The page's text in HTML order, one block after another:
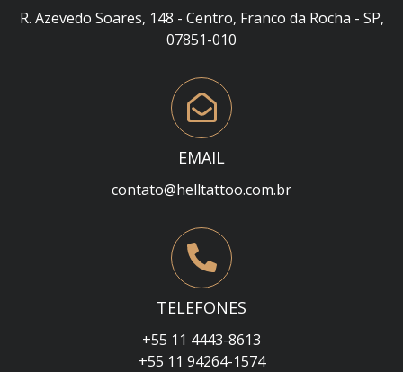
R. Azevedo Soares, 148 - Centro, Franco da Rocha - SP,
07851-010
EMAIL
contato@helltattoo.com.br
TELEFONES
+55 11 4443-8613
+55 11 94264-1574